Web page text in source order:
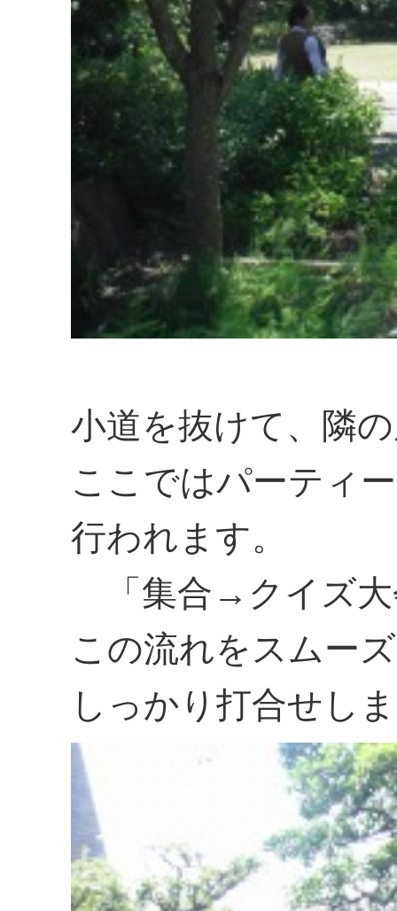
小道を抜けて、隣
ここではパーティ
行われます。
「集合→クイズ
この流れをスムー
しっかり打合せし